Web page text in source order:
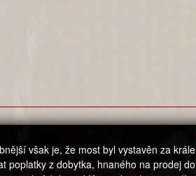
však je, že most byl vystavěn za
poplatky z dobytka, hnaného na prodej